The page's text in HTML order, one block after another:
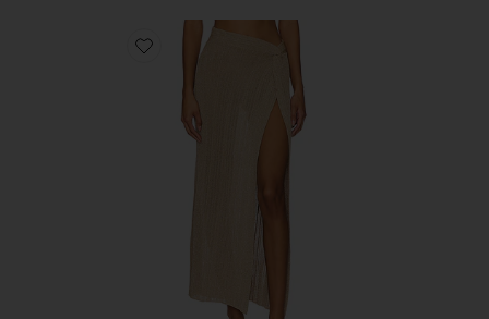
Favorite HEART OF GOLD スカート